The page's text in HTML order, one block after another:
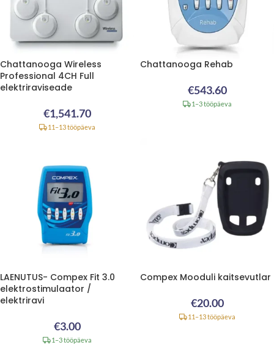
Chattanooga Wireless
Professional 4CH Full
elektriraviseade
€1,541.70
11–13 tööpäeva
Chattanooga Rehab
€543.60
1–3 tööpäeva
LAENUTUS- Compex Fit 3.0
elektrostimulaator /
elektriravi
€3.00
1–3 tööpäeva
Compex Mooduli kaitsevutlar
€20.00
11–13 tööpäeva